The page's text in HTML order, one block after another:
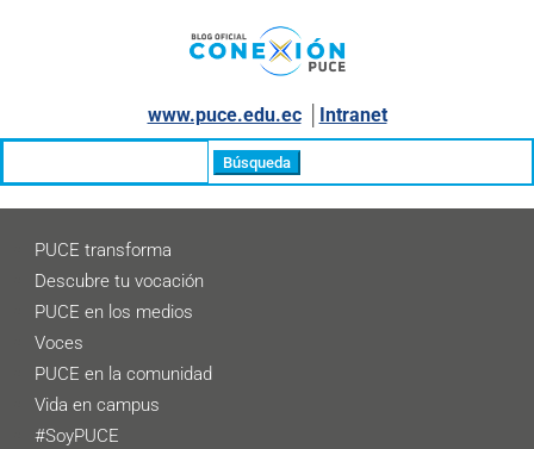
www.puce.edu.ec│ Intranet
PUCE transforma
Descubre tu vocación
PUCE en los medios
Voces
PUCE en la comunidad
Vida en campus
#SoyPUCE